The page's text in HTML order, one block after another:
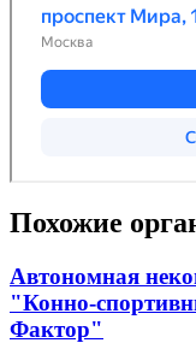
Похожие
Автономная
"Конно-
Фактор"